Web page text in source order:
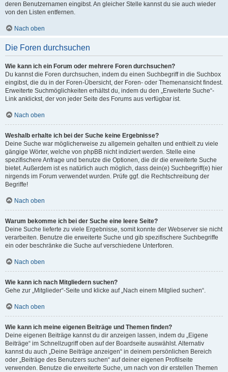
deren Benutzernamen eingibst. An gleicher Stelle kannst du sie auch wieder
von den Listen entfernen.
Nach oben
Die Foren durchsuchen
Wie kann ich ein Forum oder mehrere Foren durchsuchen?
Du kannst die Foren durchsuchen, indem du einen Suchbegriff in die Suchbox
eingibst, die du in der Foren-Übersicht, der Foren- oder Themenansicht findest.
Erweiterte Suchmöglichkeiten erhältst du, indem du den „Erweiterte Suche“-
Link anklickst, der von jeder Seite des Forums aus verfügbar ist.
Nach oben
Weshalb erhalte ich bei der Suche keine Ergebnisse?
Deine Suche war möglicherweise zu allgemein gehalten und enthielt zu viele
gängige Wörter, welche von phpBB nicht indiziert werden. Stelle eine
spezifischere Anfrage und benutze die Optionen, die dir die erweiterte Suche
bietet. Außerdem ist es natürlich auch möglich, dass dein(e) Suchbegriff(e) hier
nirgends im Forum verwendet wurden. Prüfe ggf. die Rechtschreibung der
Begriffe!
Nach oben
Warum bekomme ich bei der Suche eine leere Seite?
Deine Suche lieferte zu viele Ergebnisse, somit konnte der Webserver sie nicht
verarbeiten. Benutze die erweiterte Suche und gib spezifischere Suchbegriffe
ein oder beschränke die Suche auf verschiedene Unterforen.
Nach oben
Wie kann ich nach Mitgliedern suchen?
Gehe zur „Mitglieder“-Seite und klicke auf „Nach einem Mitglied suchen“.
Nach oben
Wie kann ich meine eigenen Beiträge und Themen finden?
Deine eigenen Beiträge kannst du dir anzeigen lassen, indem du „Eigene
Beiträge“ im Schnellzugriff oben auf der Boardseite auswählst. Alternativ
kannst du auch „Deine Beiträge anzeigen“ in deinem persönlichen Bereich
oder „Beiträge des Benutzers suchen“ auf deiner eigenen Profilseite
verwenden. Benutze die erweiterte Suche, um nach von dir erstellen Themen